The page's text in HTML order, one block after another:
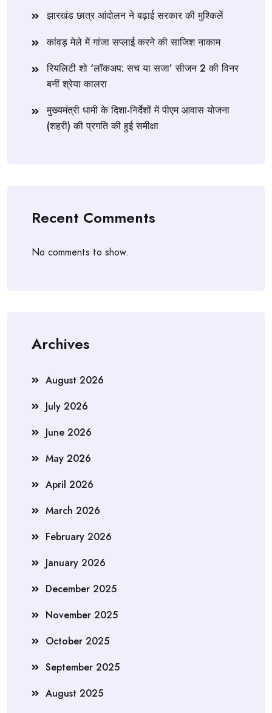
झारखंड छात्र आंदोलन ने बढ़ाई सरकार की मुश्किलें
कांवड़ मेले में गांजा सप्लाई करने की साजिश नाकाम
रियलिटी शो ‘लॉकअप: सच या सजा’ सीजन 2 की विनर
बनीं श्रेया कालरा
मुख्यमंत्री धामी के दिशा-निर्देशों में पीएम आवास योजना
(शहरी) की प्रगति की हुई समीक्षा
Recent Comments
No comments to show.
Archives
August 2026
July 2026
June 2026
May 2026
April 2026
March 2026
February 2026
January 2026
December 2025
November 2025
October 2025
September 2025
August 2025